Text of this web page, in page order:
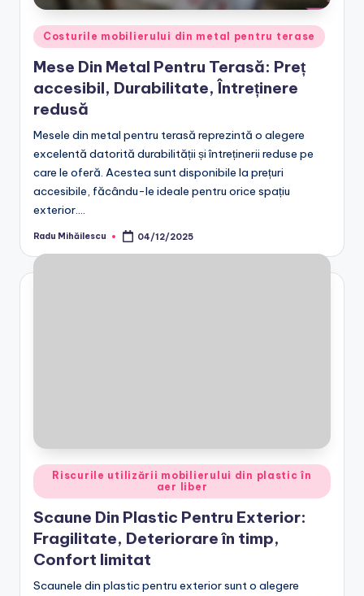
Posted
in
Costurile mobilierului din metal pentru terase
Mese Din Metal Pentru Terasă: Preț
accesibil, Durabilitate, Întreținere
redusă
Mesele din metal pentru terasă reprezintă o alegere
excelentă datorită durabilității și întreținerii reduse pe
care le oferă. Acestea sunt disponibile la prețuri
accesibile, făcându-le ideale pentru orice spațiu
exterior.…
Posted
Radu Mihăilescu 04/12/2025
Posted
in
Riscurile utilizării mobilierului din plastic în
aer liber
Scaune Din Plastic Pentru Exterior:
Fragilitate, Deteriorare în timp,
Confort limitat
Scaunele din plastic pentru exterior sunt o alegere